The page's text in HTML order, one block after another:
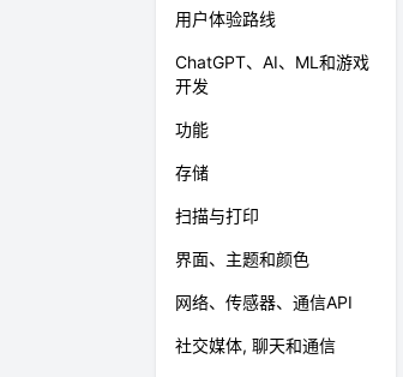
用户体验路线
ChatGPT、AI、ML和游戏
开发
功能
存储
扫描与打印
界面、主题和颜色
网络、传感器、通信API
社交媒体, 聊天和通信